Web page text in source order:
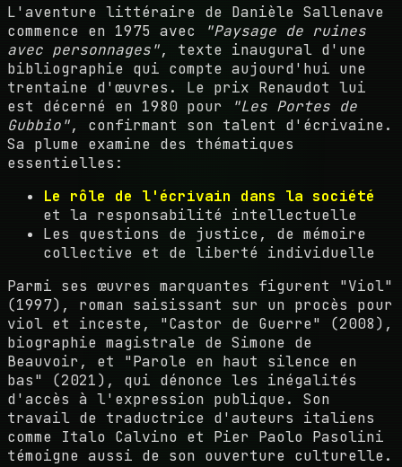
L'aventure littéraire de Danièle Sallenave
commence en 1975 avec
"Paysage de ruines
avec personnages", texte inaugural d'une
bibliographie qui compte aujourd'hui une
trentaine d'œuvres. Le prix Renaudot lui
est décerné en 1980 pour
"Les Portes de
Gubbio", confirmant son talent d'écrivaine.
Sa plume examine des thématiques
essentielles:
Le rôle de l'écrivain dans la société
et la responsabilité intellectuelle
Les questions de justice, de mémoire
collective et de liberté individuelle
Parmi ses œuvres marquantes figurent "Viol"
(1997), roman saisissant sur un procès pour
viol et inceste, "Castor de Guerre" (2008),
biographie magistrale de Simone de
Beauvoir, et "Parole en haut silence en
bas" (2021), qui dénonce les inégalités
d'accès à l'expression publique. Son
travail de traductrice d'auteurs italiens
comme Italo Calvino et Pier Paolo Pasolini
témoigne aussi de son ouverture culturelle.